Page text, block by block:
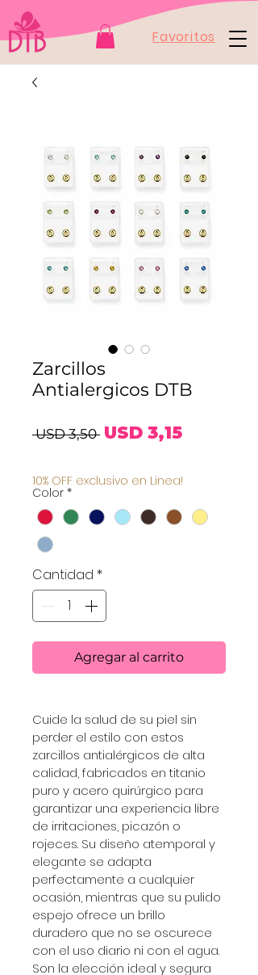
Favoritos
Zarcillos
Antialergicos DTB
USD 3,50 Precio
USD 3,15
de
10% OFF exclusivo en Linea!
Color *
Cantidad *
Agregar al carrito
Cuide la salud de su piel sin
perder el estilo con estos
zarcillos antialérgicos de alta
calidad, fabricados en titanio
puro y acero quirúrgico para
garantizar una experiencia libre
de irritaciones, picazón o
rojeces. Su diseño atemporal y
elegante se adapta
perfectamente a cualquier
ocasión, mientras que su pulido
espejo ofrece un brillo
duradero que no se oscurece
con el uso diario ni con el agua.
Son la elección ideal y segura